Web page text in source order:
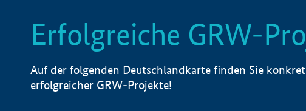
Erfolgreiche GRW-
Auf der folgenden Deutschlandkarte finden Sie
erfolgreicher GRW-Projekte!